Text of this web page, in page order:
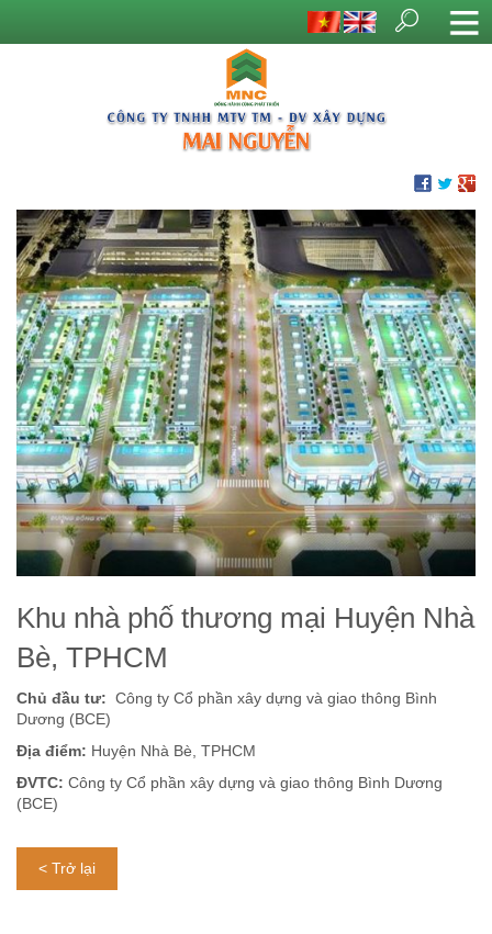
Khu nhà phố thương mại Huyện Nhà
Bè, TPHCM
Chủ đầu tư: Công ty Cổ phần xây dựng và giao thông Bình
Dương (BCE)
Địa điểm: Huyện Nhà Bè, TPHCM
ĐVTC: Công ty Cổ phần xây dựng và giao thông Bình Dương
(BCE)
< Trở lại